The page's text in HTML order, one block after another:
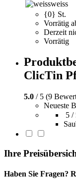
weiss
{0} St.
Vorrätig
Derzeit
Vorrätig
ClicTin
5.0 / 5 (9
Neueste
5 /
Ihre
Haben Sie Fragen?